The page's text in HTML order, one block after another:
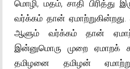
மொழி, மதம், சாதி பிரித்து
வர்க்கம் தான்
ஆளும் வர்க்கம் தான்
இன்னுமொரு முறை ஏமாறக்
தமிழனை தமிழன்